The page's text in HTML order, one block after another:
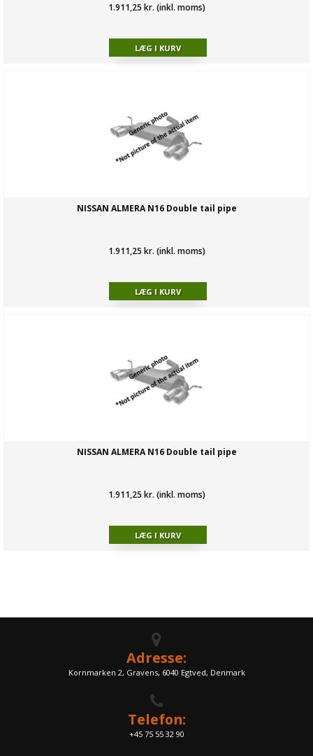
1.911,25 kr. (inkl. moms)
NISSAN ALMERA N16 Double tail pipe
1.911,25 kr. (inkl. moms)
NISSAN ALMERA N16 Double tail pipe
1.911,25 kr. (inkl. moms)
Adresse:
Kornmarken 2, Gravens, 6040 Egtved, Denmark
Telefon:
+45 75 55 32 90